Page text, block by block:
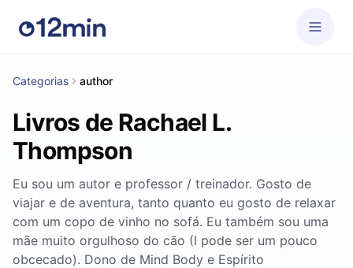
Categorias author
Livros de Rachael L.
Thompson
Eu sou um autor e professor / treinador. Gosto de
viajar e de aventura, tanto quanto eu gosto de relaxar
com um copo de vinho no sofá. Eu também sou uma
mãe muito orgulhoso do cão (I pode ser um pouco
obcecado). Dono de Mind Body e Espírito